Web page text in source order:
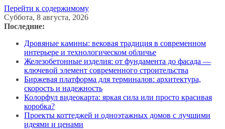
Перейти к содержимому
Суббота, 8 августа, 2026
Последние:
Дровяные камины: вековая традиция в современном
интерьере и технологическом обличье
Железобетонные изделия: от фундамента до фасада —
ключевой элемент современного строительства
Биржевая платформа для терминалов: архитектура,
скорость и надежность
Колорфул видеокарта: яркая сила или просто красивая
коробка?
Проекты коттеджей и одноэтажных домов с лучшими
идеями и ценами